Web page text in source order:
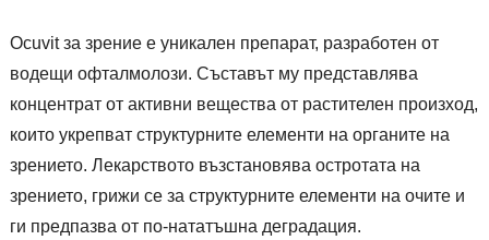
Ocuvit за зрение е уникален препарат, разработен от
водещи офталмолози. Съставът му представлява
концентрат от активни вещества от растителен произход,
които укрепват структурните елементи на органите на
зрението. Лекарството възстановява остротата на
зрението, грижи се за структурните елементи на очите и
ги предпазва от по-нататъшна деградация.